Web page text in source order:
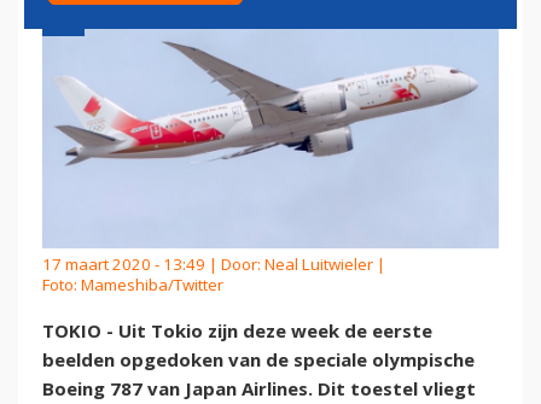
17 maart 2020 - 13:49 | Door: Neal Luitwieler |
Foto: Mameshiba/Twitter
TOKIO - Uit Tokio zijn deze week de eerste
beelden opgedoken van de speciale olympische
Boeing 787 van Japan Airlines. Dit toestel vliegt